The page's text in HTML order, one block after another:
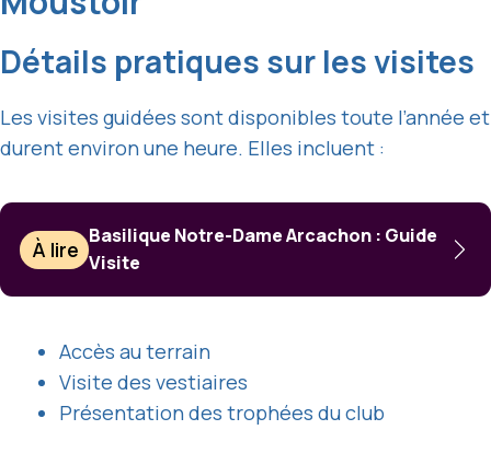
Détails pratiques sur les visites
Les visites guidées sont disponibles toute l’année et
durent environ une heure. Elles incluent :
À lire
Basilique Notre-Dame Arcachon : Guide
Visite
Accès au terrain
Visite des vestiaires
Présentation des trophées du club